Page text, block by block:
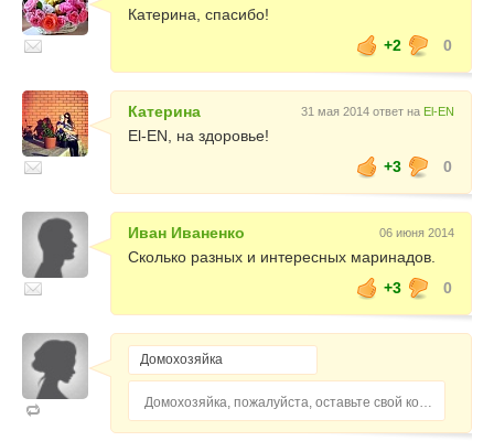
Катерина, спасибо!
+2
0
Катерина 31 мая 2014 ответ на El-EN
El-EN, на здоровье!
+3
0
Иван Иваненко 06 июня 2014
Сколько разных и интересных маринадов.
+3
0